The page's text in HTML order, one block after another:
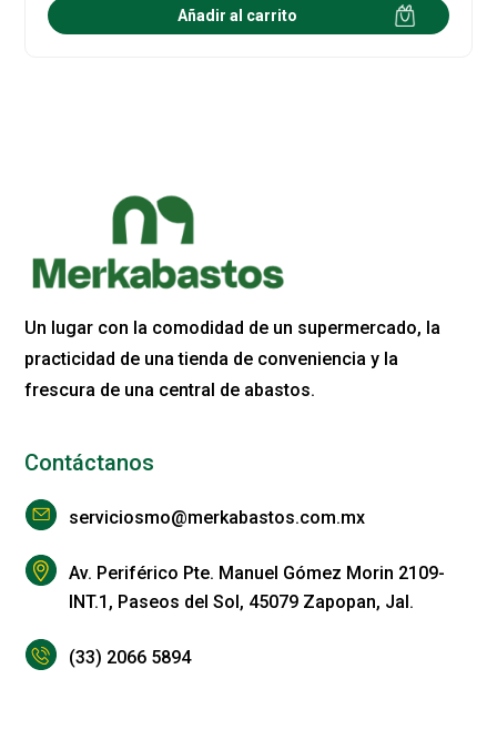
Añadir al carrito
Un lugar con la comodidad de un supermercado, la
practicidad de una tienda de conveniencia y la
frescura de una central de abastos.
Contáctanos
serviciosmo@merkabastos.com.mx
Av. Periférico Pte. Manuel Gómez Morin 2109-
INT.1, Paseos del Sol, 45079 Zapopan, Jal.
(33) 2066 5894